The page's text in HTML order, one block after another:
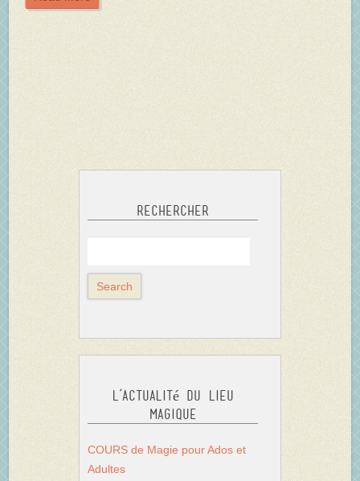
Rechercher
L’actualité du Lieu
Magique
COURS de Magie pour Ados et
Adultes